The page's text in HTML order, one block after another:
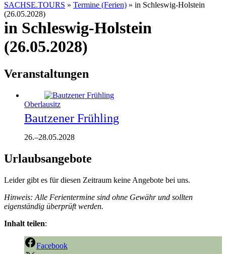
SACHSE.TOURS » Termine (Ferien) » in Schleswig-Holstein
(26.05.2028)
in Schleswig-Holstein
(26.05.2028)
Veranstaltungen
Oberlausitz
Bautzener Frühling
26.–28.05.2028
Urlaubsangebote
Leider gibt es für diesen Zeitraum keine Angebote bei uns.
Hinweis: Alle Ferientermine sind ohne Gewähr und sollten
eigenständig überprüft werden.
Inhalt teilen:
Facebook